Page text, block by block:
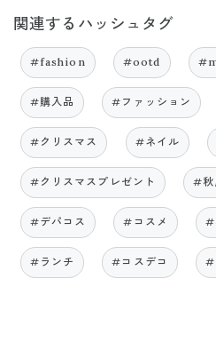
関連するハッシュタグ
#fashion #ootd
#購入品 #ファッション
#クリスマス #ネイル
#クリスマスプレゼント #秋
#デパコス #コスメ #
#ランチ #コスデコ #